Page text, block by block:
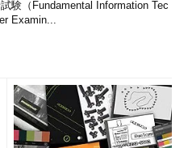
験（Fundamental Information Tec
Examin...